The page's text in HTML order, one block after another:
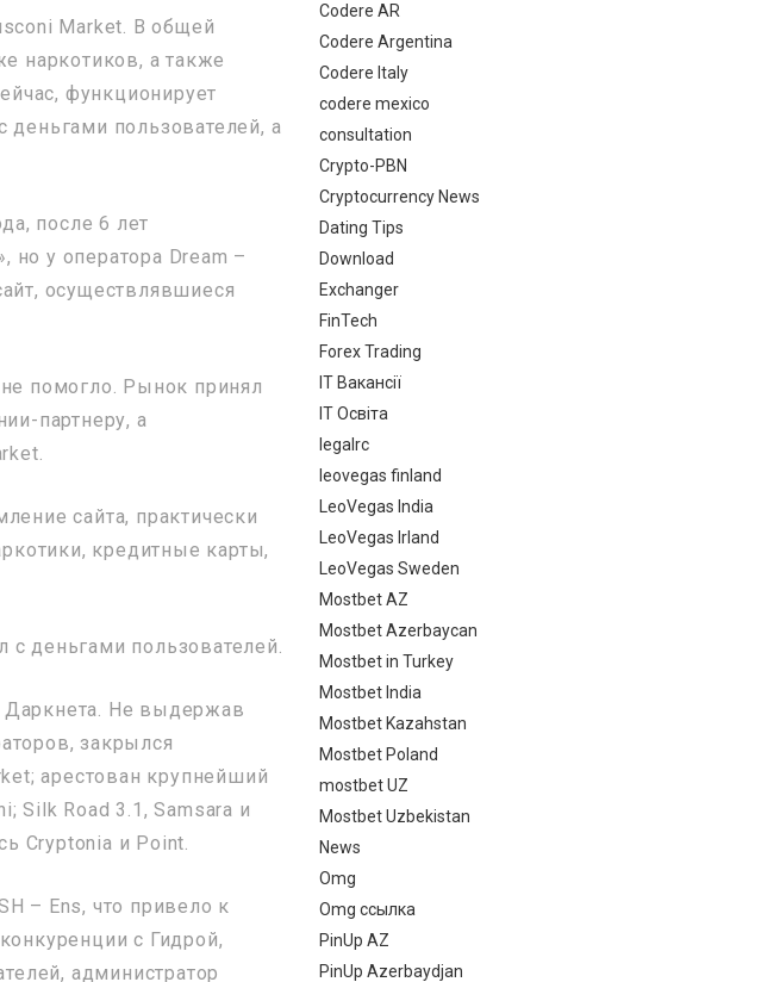
Market. В общей
наркотиков, а также
функционирует
деньгами пользователей, а
после 6 лет
но у оператора Dream –
осуществлявшиеся
не помогло. Рынок принял
партнеру, а
сайта, практически
кредитные карты,
деньгами пользователей.
Даркнета. Не выдержав
закрылся
арестован крупнейший
Silk Road 3.1, Samsara и
Cryptonia и Point.
– Ens, что привело к
с Гидрой,
администратор
Codere AR
Codere Argentina
Codere Italy
codere mexico
consultation
Crypto-PBN
Cryptocurrency News
Dating Tips
Download
Exchanger
FinTech
Forex Trading
IT Вакансії
IT Освіта
legalrc
leovegas finland
LeoVegas India
LeoVegas Irland
LeoVegas Sweden
Mostbet AZ
Mostbet Azerbaycan
Mostbet in Turkey
Mostbet India
Mostbet Kazahstan
Mostbet Poland
mostbet UZ
Mostbet Uzbekistan
News
Omg
Omg ссылка
PinUp AZ
PinUp Azerbaydjan